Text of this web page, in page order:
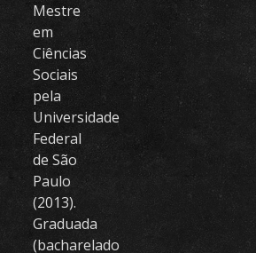
Mestre
em
Ciências
Sociais
pela
Universidade
Federal
de São
Paulo
(2013).
Graduada
(bacharelado